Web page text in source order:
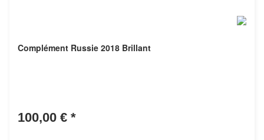
Complément Russie 2018 Brillant
100,00 € *